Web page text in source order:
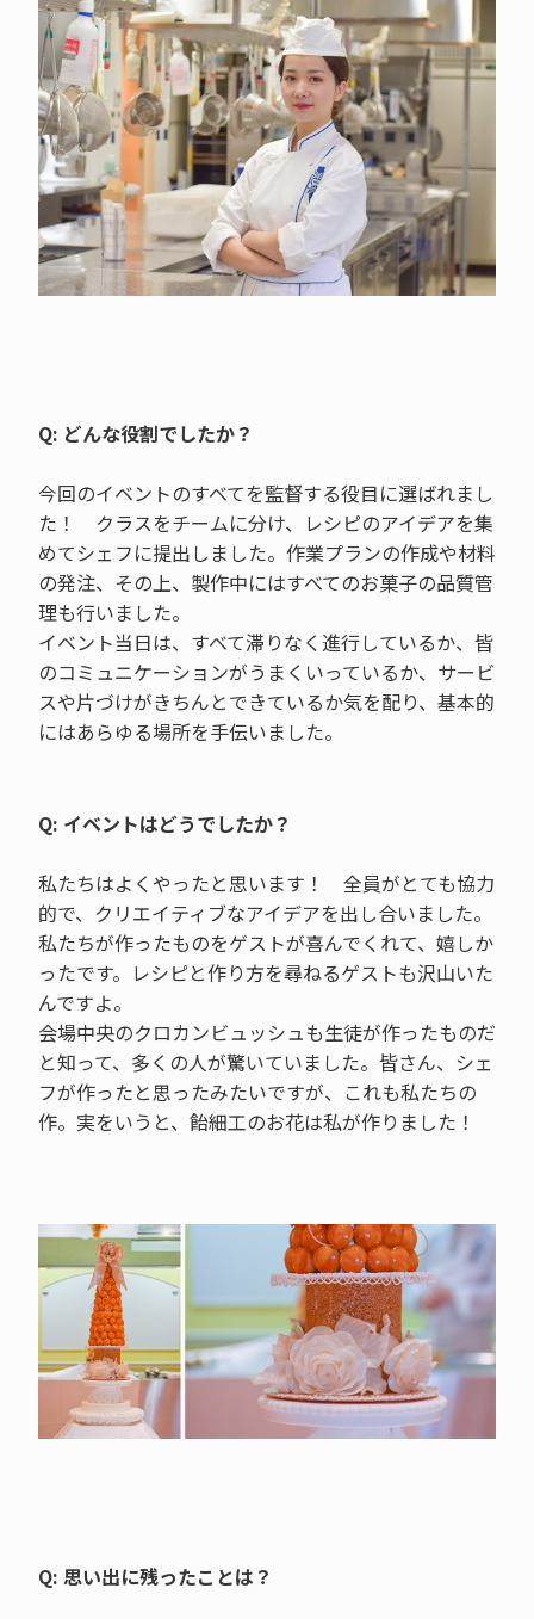
Q: どんな役割でしたか？
今回のイベントのすべてを監督する役目に選ばれまし
た！ クラスをチームに分け、レシピのアイデアを集
めてシェフに提出しました。作業プランの作成や材料
の発注、その上、製作中にはすべてのお菓子の品質管
理も行いました。
イベント当日は、すべて滞りなく進行しているか、皆
のコミュニケーションがうまくいっているか、サービ
スや片づけがきちんとできているか気を配り、基本的
にはあらゆる場所を手伝いました。
Q: イベントはどうでしたか？
私たちはよくやったと思います！ 全員がとても協力
的で、クリエイティブなアイデアを出し合いました。
私たちが作ったものをゲストが喜んでくれて、嬉しか
ったです。レシピと作り方を尋ねるゲストも沢山いた
んですよ。
会場中央のクロカンビュッシュも生徒が作ったものだ
と知って、多くの人が驚いていました。皆さん、シェ
フが作ったと思ったみたいですが、これも私たちの
作。実をいうと、飴細工のお花は私が作りました！
Q: 思い出に残ったことは？